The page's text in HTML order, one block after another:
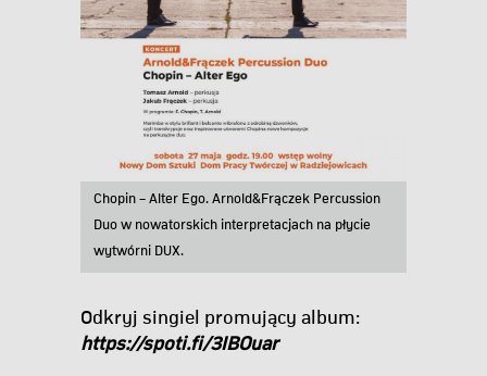
Chopin – Alter Ego. Arnold&Frączek Percussion
Duo w nowatorskich interpretacjach na płycie
wytwórni DUX.
Odkryj singiel promujący album:
https://spoti.fi/3IBOuar